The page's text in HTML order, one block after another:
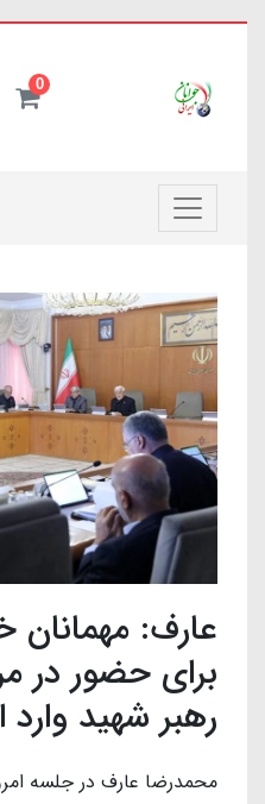
0
عارف: مهمانان
برای حضور در
رهبر شهید
محمدرضا عارف در جلسه